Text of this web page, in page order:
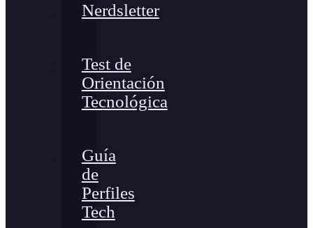
Nerdsletter
Test de
Orientación
Tecnológica
Guía
de
Perfiles
Tech